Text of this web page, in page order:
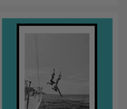
персонализирани с
послание или името на